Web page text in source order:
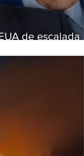
de escalada